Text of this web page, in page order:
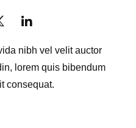
nibh vel velit auctor
lorem quis bibendum
consequat.